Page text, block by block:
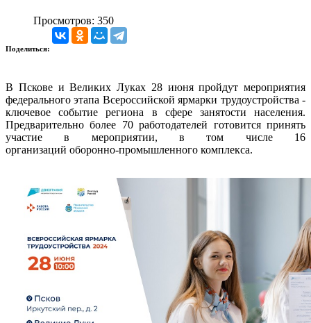
Просмотров: 350
Поделиться:
В Пскове и Великих Луках 28 июня пройдут мероприятия
федерального этапа Всероссийской ярмарки трудоустройства -
ключевое событие региона в сфере занятости населения.
Предварительно более 70 работодателей готовится принять
участие в мероприятии, в том числе 16
организаций оборонно-промышленного комплекса.